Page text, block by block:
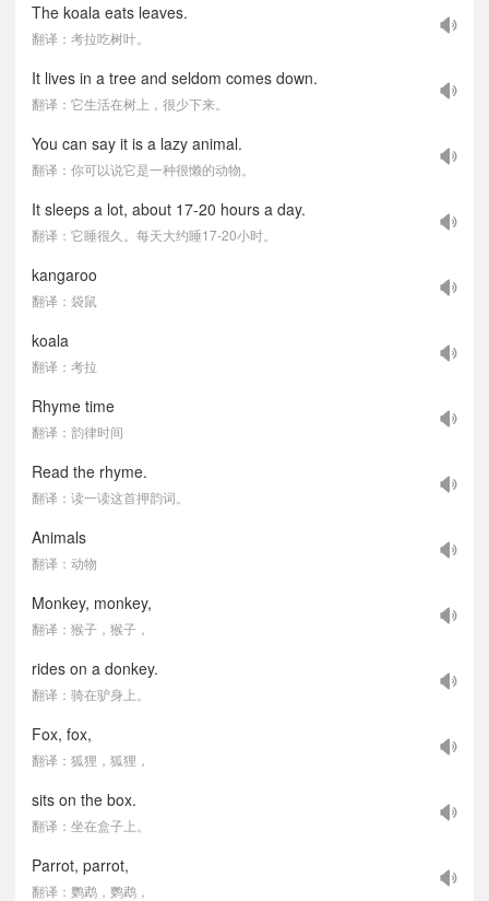
The koala eats leaves.
翻译：考拉吃树叶。
It lives in a tree and seldom comes down.
翻译：它生活在树上，很少下来。
You can say it is a lazy animal.
翻译：你可以说它是一种很懒的动物。
It sleeps a lot, about 17-20 hours a day.
翻译：它睡很久。每天大约睡17-20小时。
kangaroo
翻译：袋鼠
koala
翻译：考拉
Rhyme time
翻译：韵律时间
Read the rhyme.
翻译：读一读这首押韵词。
Animals
翻译：动物
Monkey, monkey,
翻译：猴子，猴子，
rides on a donkey.
翻译：骑在驴身上。
Fox, fox,
翻译：狐狸，狐狸，
sits on the box.
翻译：坐在盒子上。
Parrot, parrot,
翻译：鹦鹉，鹦鹉，